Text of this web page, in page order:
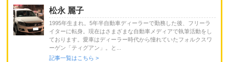
松永 麗子
1995年生まれ。5年半自動車ディーラーで勤務した後、フリーラ
イターに転身。現在はさまざまな自動車メディアで執筆活動をし
ております。愛車はディーラー時代から憧れていたフォルクスワ
ーゲン「ティグアン」。と...
記事一覧はこちら >